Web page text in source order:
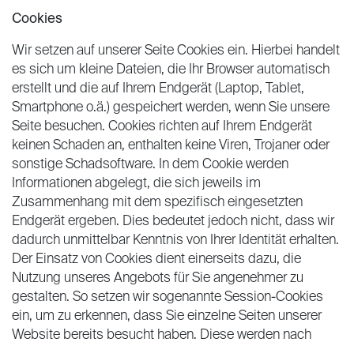
Cookies
Wir setzen auf unserer Seite Cookies ein. Hierbei handelt
es sich um kleine Dateien, die Ihr Browser automatisch
erstellt und die auf Ihrem Endgerät (Laptop, Tablet,
Smartphone o.ä.) gespeichert werden, wenn Sie unsere
Seite besuchen. Cookies richten auf Ihrem Endgerät
keinen Schaden an, enthalten keine Viren, Trojaner oder
sonstige Schadsoftware. In dem Cookie werden
Informationen abgelegt, die sich jeweils im
Zusammenhang mit dem spezifisch eingesetzten
Endgerät ergeben. Dies bedeutet jedoch nicht, dass wir
dadurch unmittelbar Kenntnis von Ihrer Identität erhalten.
Der Einsatz von Cookies dient einerseits dazu, die
Nutzung unseres Angebots für Sie angenehmer zu
gestalten. So setzen wir sogenannte Session-Cookies
ein, um zu erkennen, dass Sie einzelne Seiten unserer
Website bereits besucht haben. Diese werden nach